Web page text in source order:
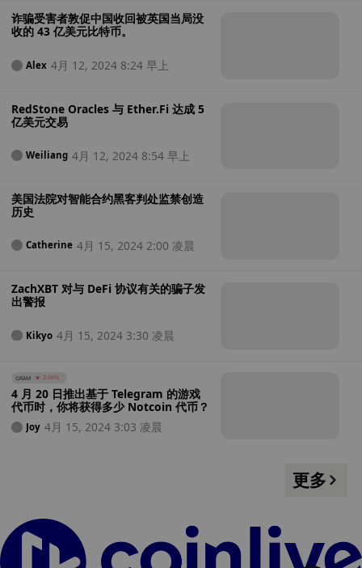
诈骗受害者敦促中国收回被英国当局没
收的 43 亿美元比特币。
Alex 4月 12, 2024 8:24 早上
RedStone Oracles 与 Ether.Fi 达成 5
亿美元交易
Weiliang 4月 12, 2024 8:54 早上
美国法院对智能合约黑客判处监禁创造
历史
Catherine 4月 15, 2024 2:00 凌晨
ZachXBT 对与 DeFi 协议有关的骗子发
出警报
Kikyo 4月 15, 2024 3:30 凌晨
GRAM 2.04%
4 月 20 日推出基于 Telegram 的游戏
代币时，你将获得多少 Notcoin 代币？
Joy 4月 15, 2024 3:03 凌晨
更多